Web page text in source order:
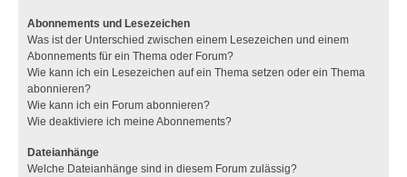
Abonnements und Lesezeichen
Was ist der Unterschied zwischen einem Lesezeichen und einem
Abonnements für ein Thema oder Forum?
Wie kann ich ein Lesezeichen auf ein Thema setzen oder ein Thema
abonnieren?
Wie kann ich ein Forum abonnieren?
Wie deaktiviere ich meine Abonnements?
Dateianhänge
Welche Dateianhänge sind in diesem Forum zulässig?